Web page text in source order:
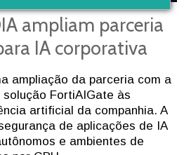
ampliam parceria
IA corporativa
ampliação da parceria com a
FortiAIGate às
artificial da companhia. A
de aplicações de IA
e ambientes de